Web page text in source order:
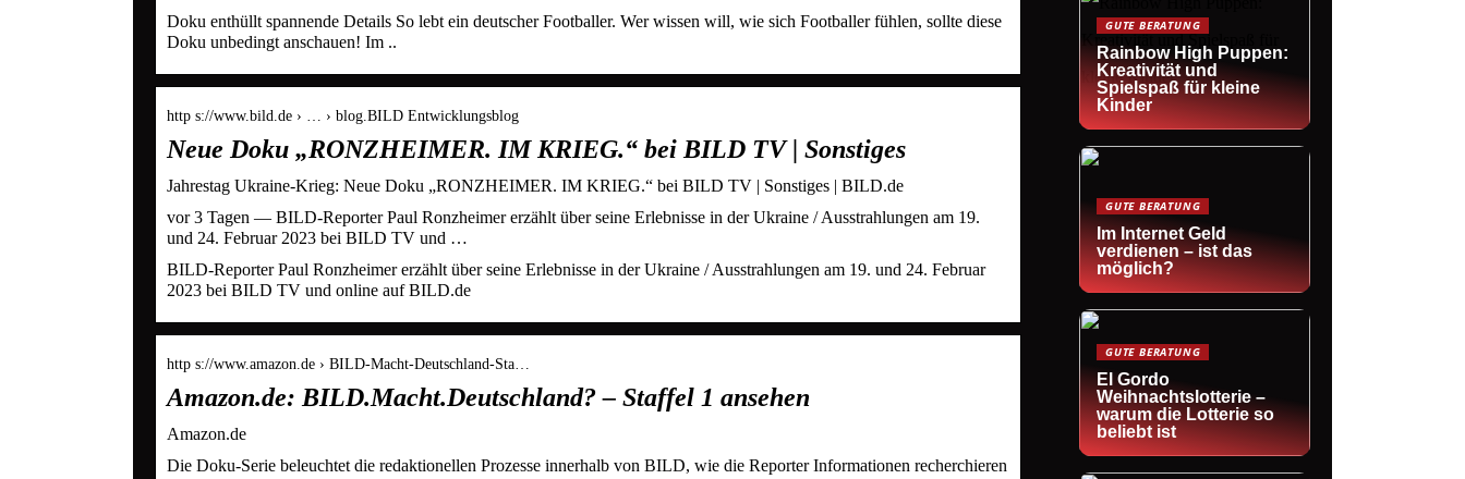
Doku enthüllt spannende Details So lebt ein deutscher Footballer. Wer wissen will, wie sich Footballer fühlen, sollte diese
Doku unbedingt anschauen! Im ..
http s://www.bild.de › … › blog.BILD Entwicklungsblog
Neue Doku „RONZHEIMER. IM KRIEG.“ bei BILD TV | Sonstiges
Jahrestag Ukraine-Krieg: Neue Doku „RONZHEIMER. IM KRIEG.“ bei BILD TV | Sonstiges | BILD.de
vor 3 Tagen — BILD-Reporter Paul Ronzheimer erzählt über seine Erlebnisse in der Ukraine / Ausstrahlungen am 19.
und 24. Februar 2023 bei BILD TV und …
BILD-Reporter Paul Ronzheimer erzählt über seine Erlebnisse in der Ukraine / Ausstrahlungen am 19. und 24. Februar
2023 bei BILD TV und online auf BILD.de
http s://www.amazon.de › BILD-Macht-Deutschland-Sta…
Amazon.de: BILD.Macht.Deutschland? – Staffel 1 ansehen
Amazon.de
Die Doku-Serie beleuchtet die redaktionellen Prozesse innerhalb von BILD, wie die Reporter Informationen recherchieren
GUTE BERATUNG
Rainbow High Puppen:
Kreativität und
Spielspaß für kleine
Kinder
GUTE BERATUNG
Im Internet Geld
verdienen – ist das
möglich?
GUTE BERATUNG
El Gordo
Weihnachtslotterie –
warum die Lotterie so
beliebt ist